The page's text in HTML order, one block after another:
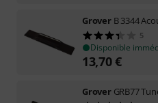
Grover B 3344
5
Disponible
13,70€
Grover GRB77